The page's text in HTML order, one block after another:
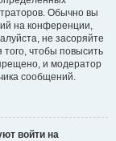
Обычно вы
на конференции,
не засоряйте
чтобы повысить
и модератор
сообщений.
войти на